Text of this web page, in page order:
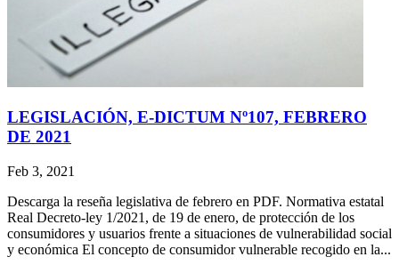
LEGISLACIÓN, E-DICTUM Nº107, FEBRERO
DE 2021
Feb 3, 2021
Descarga la reseña legislativa de febrero en PDF. Normativa estatal
Real Decreto-ley 1/2021, de 19 de enero, de protección de los
consumidores y usuarios frente a situaciones de vulnerabilidad social
y económica El concepto de consumidor vulnerable recogido en la...